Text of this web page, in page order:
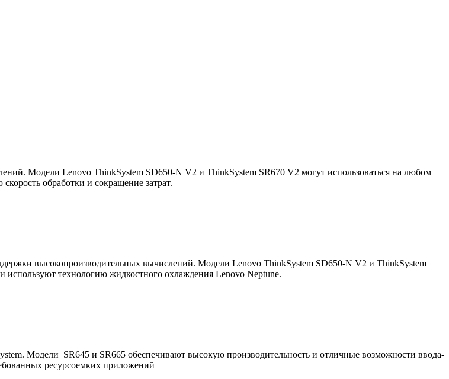
Модели Lenovo ThinkSystem SD650-N V2 и ThinkSystem SR670 V2 могут использоваться на любом
обработки и сокращение затрат.
высокопроизводительных вычислений. Модели Lenovo ThinkSystem SD650-N V2 и ThinkSystem
технологию жидкостного охлаждения Lenovo Neptune.
Модели SR645 и SR665 обеспечивают высокую производительность и отличные возможности ввода-
ресурсоемких приложений